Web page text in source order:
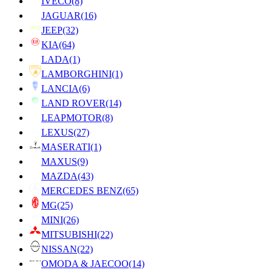
JAGUAR(16)
JEEP(32)
KIA(64)
LADA(1)
LAMBORGHINI(1)
LANCIA(6)
LAND ROVER(14)
LEAPMOTOR(8)
LEXUS(27)
MASERATI(1)
MAXUS(9)
MAZDA(43)
MERCEDES BENZ(65)
MG(25)
MINI(26)
MITSUBISHI(22)
NISSAN(22)
OMODA & JAECOO(14)